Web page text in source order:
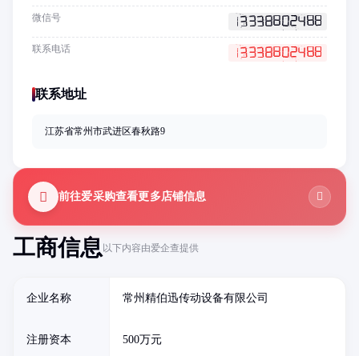
工商信息以下内容由爱企查提供
企业名称 常州精伯迅传动设备有限公司
注册资本 500万元
微信号
联系电话
联系地址
江苏省常州市武进区春秋路9
前往爱采购查看更多店铺信息